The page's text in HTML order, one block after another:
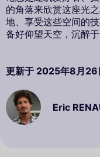
的角落来欣赏这座光
地、享受这些空间的
备好仰望天空，沉醉
更新于 2025年8月26
Eric